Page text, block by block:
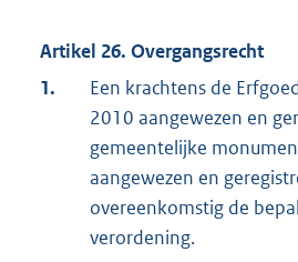
Artikel 26. Overgangsrecht
1.
Een krachtens de
2010 aangewezen en
gemeentelijke
aangewezen en
overeenkomstig de
verordening.